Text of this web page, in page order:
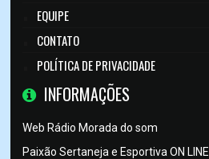
EQUIPE
CONTATO
POLÍTICA DE PRIVACIDADE
INFORMAÇÕES
Web Rádio Morada do som
Paixão Sertaneja e Esportiva ON LINE